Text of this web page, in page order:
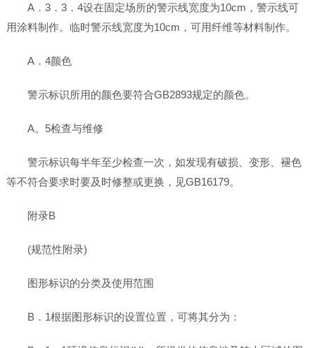
A．3．3．4设在固定场所的警示线宽度为10cm，警示线可
用涂料制作。临时警示线宽度为10cm，可用纤维等材料制作。
A．4颜色
警示标识所用的颜色要符合GB2893规定的颜色。
A。5检查与维修
警示标识每半年至少检查一次，如发现有破损、变形、褪色
等不符合要求时要及时修整或更换，见GB16179。
附录B
(规范性附录)
图形标识的分类及使用范围
B．1根据图形标识的设置位置，可将其分为：